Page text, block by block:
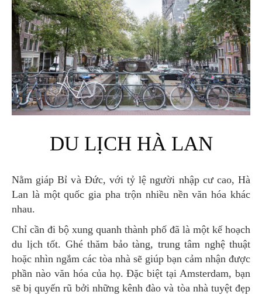
DU LỊCH HÀ LAN
Nằm giáp Bỉ và Đức, với tỷ lệ người nhập cư cao, Hà
Lan là một quốc gia pha trộn nhiều nền văn hóa khác
nhau.
Chỉ cần đi bộ xung quanh thành phố đã là một kế hoạch
du lịch tốt. Ghé thăm bảo tàng, trung tâm nghệ thuật
hoặc nhìn ngắm các tòa nhà sẽ giúp bạn cảm nhận được
phần nào văn hóa của họ. Đặc biệt tại Amsterdam, bạn
sẽ bị quyến rũ bởi những kênh đào và tòa nhà tuyệt đẹp